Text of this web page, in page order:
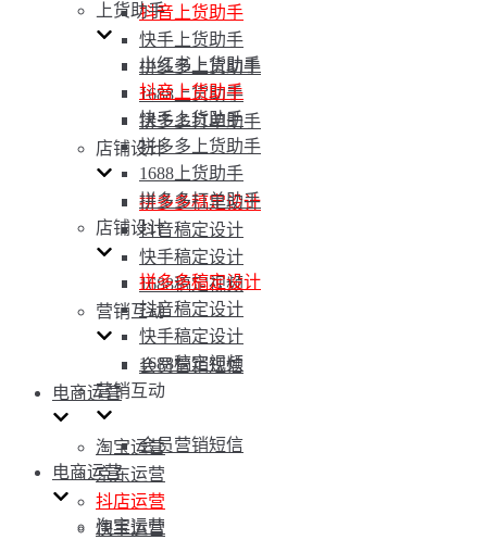
抖音上货助手
快手上货助手
拼多多上货助手
1688上货助手
拼多多打单助手
店铺设计
拼多多稿定设计
抖音稿定设计
快手稿定设计
1688稿定视频
营销互动
会员营销短信
电商运营
淘宝运营
京东运营
抖店运营
快手运营
上货助手
小红书上货助手
抖音上货助手
快手上货助手
拼多多上货助手
1688上货助手
拼多多打单助手
店铺设计
拼多多稿定设计
抖音稿定设计
快手稿定设计
1688稿定视频
营销互动
会员营销短信
电商运营
淘宝运营